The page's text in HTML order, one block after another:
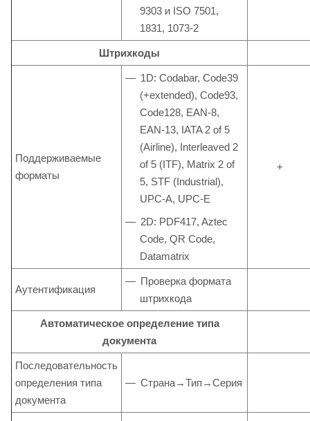
9303 и ISO 7501,
1831, 1073-2
Штрихкоды
Поддерживаемые
форматы
1D: Codabar, Code39
(+extended), Code93,
Code128, EAN-8,
EAN-13, IATA 2 of 5
(Airline), Interleaved 2
of 5 (ITF), Matrix 2 of
5, STF (Industrial),
UPC-A, UPC-E
2D: PDF417, Aztec
Code, QR Code,
Datamatrix
+
Аутентификация
Проверка формата
штрихкода
Автоматическое определение типа
документа
Последовательность
определения типа
документа
Страна→Тип→Серия